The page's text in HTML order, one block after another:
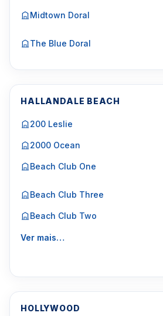
Midtown Doral
The Blue Doral
HALLANDALE BEACH
200 Leslie
2000 Ocean
Beach Club One
Beach Club Three
Beach Club Two
Ver mais…
HOLLYWOOD